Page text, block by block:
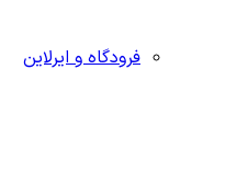
فرودگاه و ایرلاین